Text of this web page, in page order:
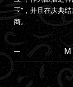
玉”，并且在庆典
商。